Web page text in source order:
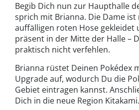
Begib Dich nun zur Haupthalle
sprich mit Brianna. Die Dame
auffälligen roten Hose gekleidet
präsent in der Mitte der Halle –
praktisch nicht verfehlen.
Brianna rüstet Deinen Pokédex
Upgrade auf, wodurch Du die
Gebiet eintragen kannst.
Dich in die neue Region Kitakami.